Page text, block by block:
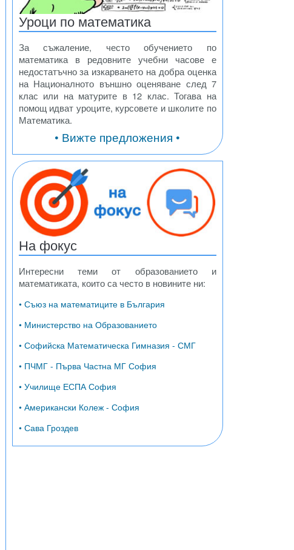
Уроци по математика
За съжаление, често обучението по
математика в редовните учебни часове е
недостатъчно за изкарването на добра оценка
на Националното външно оценяване след 7
клас или на матурите в 12 клас. Тогава на
помощ идват уроците, курсовете и школите по
Математика.
• Вижте предложения •
На фокус
Интересни теми от образованието и
математиката, които са често в новините ни:
• Съюз на математиците в България
• Министерство на Образованието
• Софийска Математическа Гимназия - СМГ
• ПЧМГ - Първа Частна МГ София
• Училище ЕСПА София
• Американски Колеж - София
• Сава Гроздев